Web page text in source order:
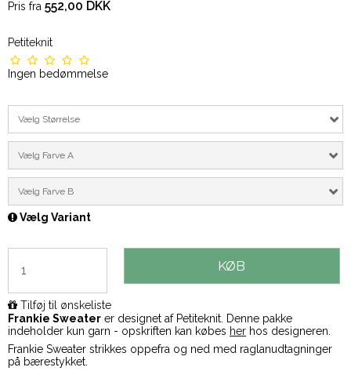
Pris fra 552,00 DKK
Petiteknit
Ingen bedømmelse
Vælg Størrelse
Vælg Farve A
Vælg Farve B
Vælg Variant
KØB
Tilføj til ønskeliste
Frankie Sweater er designet af Petiteknit. Denne pakke
indeholder kun garn - opskriften kan købes her hos designeren.
Frankie Sweater strikkes oppefra og ned med raglanudtagninger
på bærestykket.